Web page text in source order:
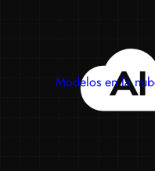
Modelos en la